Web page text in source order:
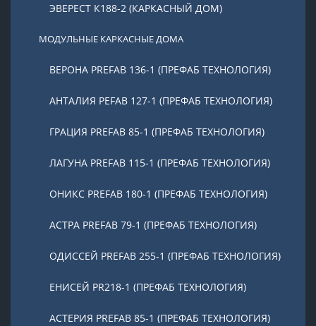
ЭВЕРЕСТ К188-2 (КАРКАСНЫЙ ДОМ)
МОДУЛЬНЫЕ КАРКАСНЫЕ ДОМА
ВЕРОНА PREFAB 136-1 (ПРЕФАБ ТЕХНОЛОГИЯ)
АНТАЛИЯ PEFAB 127-1 (ПРЕФАБ ТЕХНОЛОГИЯ)
ГРАЦИЯ PREFAB 85-1 (ПРЕФАБ ТЕХНОЛОГИЯ)
ЛАГУНА PREFAB 115-1 (ПРЕФАБ ТЕХНОЛОГИЯ)
ОНИКС PREFAB 180-1 (ПРЕФАБ ТЕХНОЛОГИЯ)
АСТРА PREFAB 79-1 (ПРЕФАБ ТЕХНОЛОГИЯ)
ОДИССЕЙ PREFAB 255-1 (ПРЕФАБ ТЕХНОЛОГИЯ)
ЕНИСЕЙ PR218-1 (ПРЕФАБ ТЕХНОЛОГИЯ)
АСТЕРИЯ PREFAB 85-1 (ПРЕФАБ ТЕХНОЛОГИЯ)